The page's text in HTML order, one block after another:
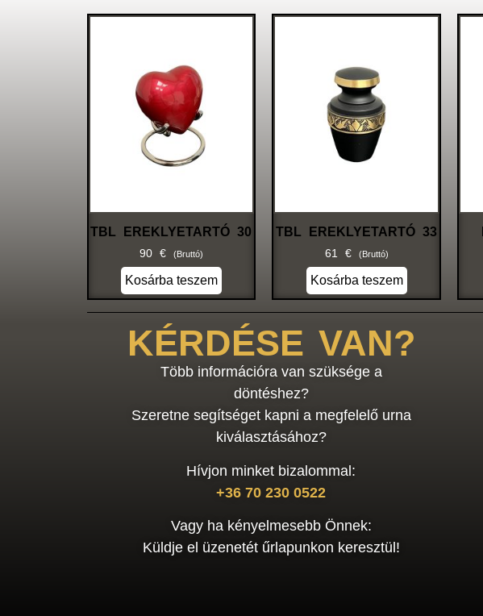
TBL EREKLYETARTÓ 30
90 € (bruttó)
Kosárba teszem
TBL EREKLYETARTÓ 33
61 € (bruttó)
Kosárba teszem
KÉRDÉSE VAN?
Több információra van szüksége a
döntéshez?
Szeretne segítséget kapni a megfelelő urna
kiválasztásához?
Hívjon minket bizalommal:
+36 70 230 0522
Vagy ha kényelmesebb Önnek:
Küldje el üzenetét űrlapunkon keresztül!